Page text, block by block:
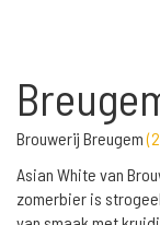
Brouwerij Breugem(
Asian White van
zomerbier is